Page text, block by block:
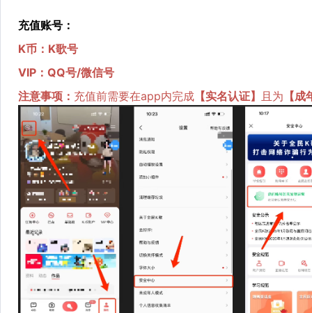
充值账号：
K币：K歌号
VIP：QQ号/微信号
注意事项： 充值前需要在app内完成 【实名认证】 且为 【成